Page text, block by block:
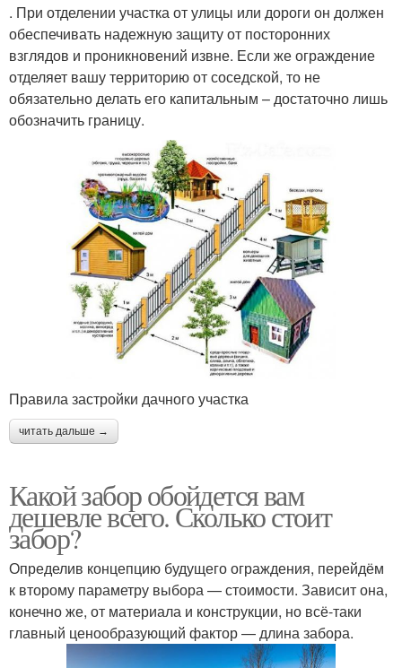
. При отделении участка от улицы или дороги он должен
обеспечивать надежную защиту от посторонних
взглядов и проникновений извне. Если же ограждение
отделяет вашу территорию от соседской, то не
обязательно делать его капитальным – достаточно лишь
обозначить границу.
Правила застройки дачного участка
читать дальше →
Какой забор обойдется вам
дешевле всего. Сколько стоит
забор?
Определив концепцию будущего ограждения, перейдём
к второму параметру выбора — стоимости. Зависит она,
конечно же, от материала и конструкции, но всё-таки
главный ценообразующий фактор — длина забора.